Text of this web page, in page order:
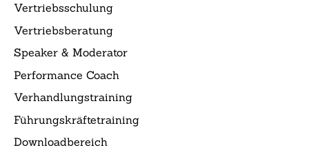
Vertriebsschulung
Vertriebsberatung
Speaker & Moderator
Performance Coach
Verhandlungstraining
Führungskräftetraining
Downloadbereich